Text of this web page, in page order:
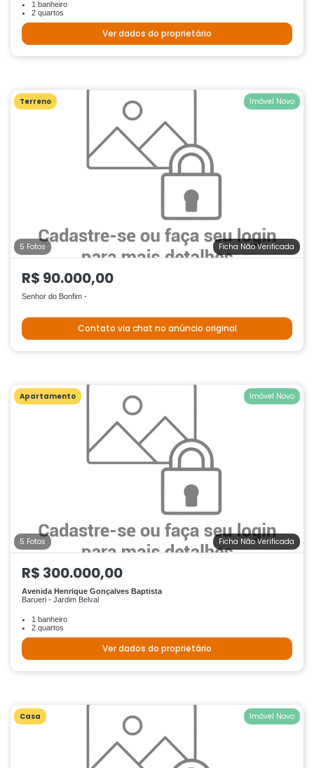
1 banheiro
2 quartos
Ver dados do proprietário
Terreno
5 Fotos Ficha Não Verificada
Imóvel Novo
R$ 90.000,00
Senhor do Bonfim -
Contato via chat no anúncio original
Apartamento
5 Fotos Ficha Não Verificada
Imóvel Novo
R$ 300.000,00
Avenida Henrique Gonçalves Baptista
Barueri - Jardim Belval
1 banheiro
2 quartos
Ver dados do proprietário
Casa Imóvel Novo